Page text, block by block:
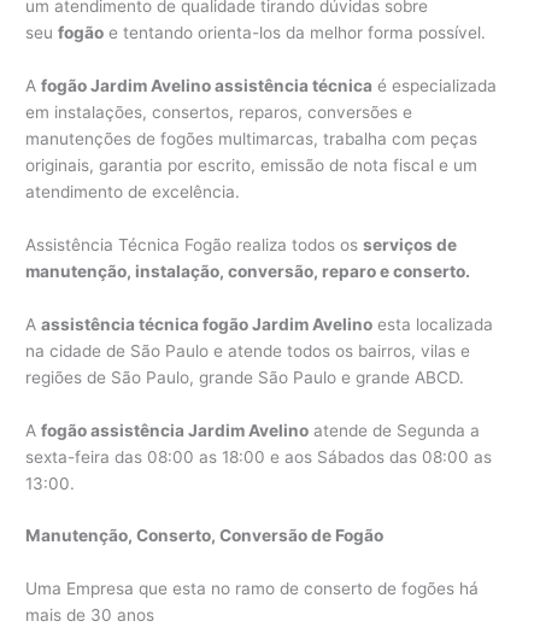
um atendimento de qualidade tirando dúvidas sobre
seufogão e tentando orienta-los da melhor forma possível.
Afogão Jardim Avelino assistência técnica é especializada
em instalações, consertos, reparos, conversões e
manutenções de fogões multimarcas, trabalha com peças
originais, garantia por escrito, emissão de nota fiscal e um
atendimento de excelência.
Assistência Técnica Fogão realiza todos osserviços de
manutenção, instalação, conversão, reparo e conserto.
Aassistência técnica fogão Jardim Avelino esta localizada
na cidade de São Paulo e atende todos os bairros, vilas e
regiões de São Paulo, grande São Paulo e grande ABCD.
Afogão assistência Jardim Avelino atende de Segunda a
sexta-feira das 08:00 as 18:00 e aos Sábados das 08:00 as
13:00.
Manutenção, Conserto, Conversão de Fogão
Uma Empresa que esta no ramo de conserto de fogões há
mais de 30 anos